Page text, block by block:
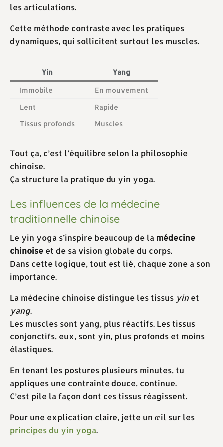
les articulations.
Cette méthode contraste avec les pratiques
dynamiques, qui sollicitent surtout les muscles.
Yin Yang
Immobile
En mouvement
Lent
Rapide
Tissus profonds
Muscles
Tout ça, c’est l’équilibre selon la philosophie
chinoise.
Ça structure la pratique du yin yoga.
Les influences de la médecine
traditionnelle chinoise
Le yin yoga s’inspire beaucoup de la médecine
chinoise et de sa vision globale du corps.
Dans cette logique, tout est lié, chaque zone a son
importance.
La médecine chinoise distingue les tissus yinet
yang.
Les muscles sont yang, plus réactifs. Les tissus
conjonctifs, eux, sont yin, plus profonds et moins
élastiques.
En tenant les postures plusieurs minutes, tu
appliques une contrainte douce, continue.
C’est pile la façon dont ces tissus réagissent.
Pour une explication claire, jette un œil sur les
principes du yin yoga.